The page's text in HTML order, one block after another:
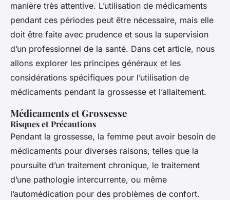
manière très attentive. L’utilisation de médicaments
pendant ces périodes peut être nécessaire, mais elle
doit être faite avec prudence et sous la supervision
d’un professionnel de la santé. Dans cet article, nous
allons explorer les principes généraux et les
considérations spécifiques pour l’utilisation de
médicaments pendant la grossesse et l’allaitement.
Médicaments et Grossesse
Risques et Précautions
Pendant la grossesse, la femme peut avoir besoin de
médicaments pour diverses raisons, telles que la
poursuite d’un traitement chronique, le traitement
d’une pathologie intercurrente, ou même
l’automédication pour des problèmes de confort.